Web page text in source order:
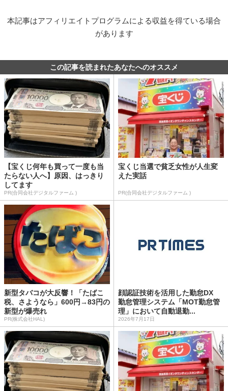
本記事はアフィリエイトプログラムによる収益を得ている場合
があります
この記事を読まれたあなたへのオススメ
【宝くじ何年も買って一度も当
たらない人へ】原因、はっきり
してます
PR(合同会社デジタルファーム )
宝くじ当選で貧乏女性が人生変
えた実話
PR(合同会社デジタルファーム )
新型タバコが大反響！「たばこ
税、さようなら」600円→83円の
新型が爆売れ
PR(株式会社HAL)
顔認証技術を活用した勤怠DX
勤怠管理システム「MOT勤怠管
理」において自動退勤...
2026年7月17日